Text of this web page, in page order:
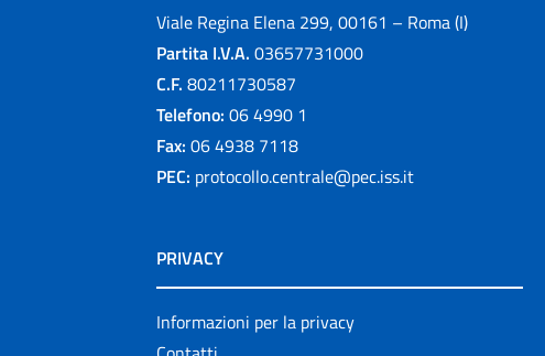
Viale Regina Elena 299, 00161 – Roma (I)
Partita I.V.A. 03657731000
C.F. 80211730587
Telefono: 06 4990 1
Fax: 06 4938 7118
PEC: protocollo.centrale@pec.iss.it
PRIVACY
Informazioni per la privacy